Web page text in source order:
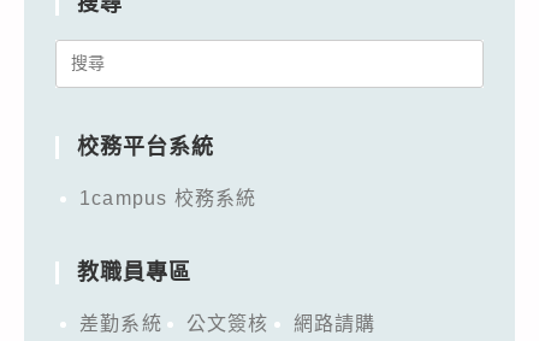
Search
校務平台系統
1campus 校務系統
教職員專區
差勤系統 公文簽核
網路請購